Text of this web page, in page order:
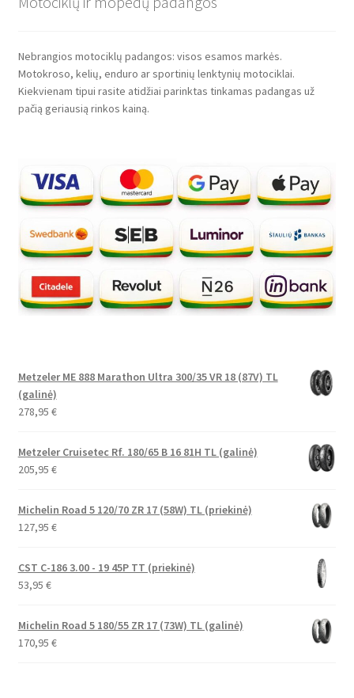
Nebrangios motociklų padangos: visos esamos markės.
Motokroso, kelių, enduro ar sportinių lenktynių motociklai.
Kiekvienam tipui rasite atidžiai parinktas tinkamas padangas už
pačią geriausią rinkos kainą.
Metzeler ME 888 Marathon Ultra 300/35 VR 18 (87V) TL
(galinė)
278,95 €
Metzeler Cruisetec Rf. 180/65 B 16 81H TL (galinė)
205,95 €
Michelin Road 5 120/70 ZR 17 (58W) TL (priekinė)
127,95 €
CST C-186 3.00 - 19 45P TT (priekinė)
53,95 €
Michelin Road 5 180/55 ZR 17 (73W) TL (galinė)
170,95 €